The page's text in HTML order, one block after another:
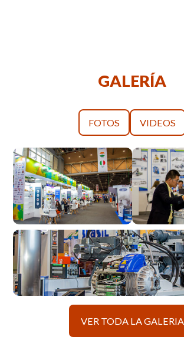
GALERÍA
FOTOS VIDEOS
VER TODA LA GALERIA